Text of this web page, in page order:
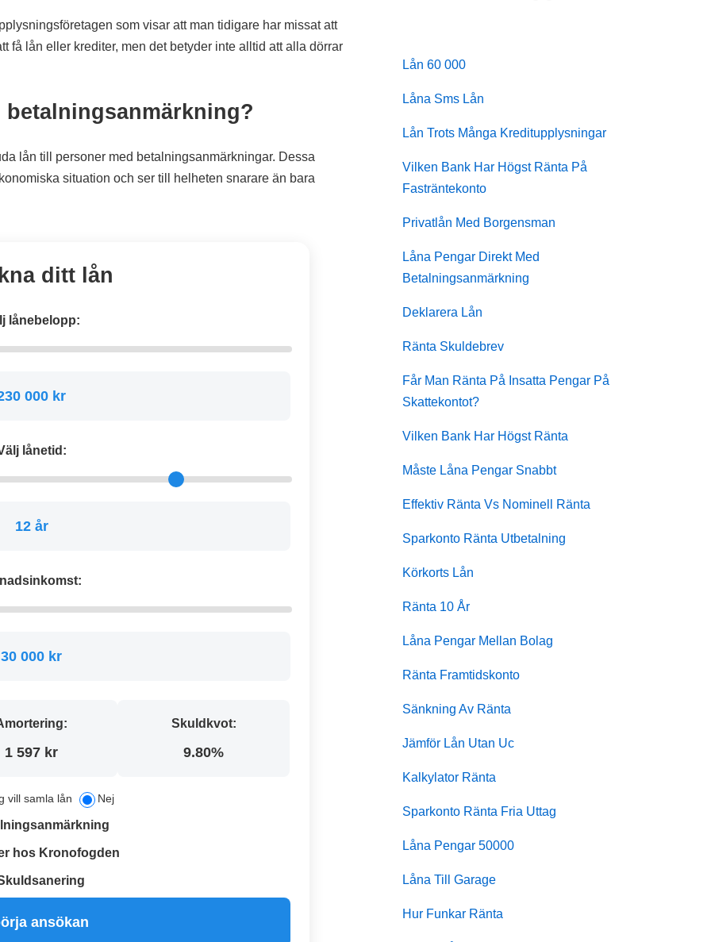
som visar att man tidigare har missat att
få lån eller krediter, men det betyder inte alltid att alla dörrar
betalningsanmärkning?
lån till personer med betalningsanmärkningar. Dessa
situation och ser till helheten snarare än bara
ditt lån
lånebelopp:
000 kr
lånetid:
12 år
30 000 kr
1 597 kr
Skuldkvot:
9.80%
vill samla lån Nej
hos Kronofogden
ansökan
Lån 60 000
Låna Sms Lån
Lån Trots Många Kreditupplysningar
Vilken Bank Har Högst Ränta På
Fasträntekonto
Privatlån Med Borgensman
Låna Pengar Direkt Med
Betalningsanmärkning
Deklarera Lån
Ränta Skuldebrev
Får Man Ränta På Insatta Pengar På
Skattekontot?
Vilken Bank Har Högst Ränta
Måste Låna Pengar Snabbt
Effektiv Ränta Vs Nominell Ränta
Sparkonto Ränta Utbetalning
Körkorts Lån
Ränta 10 År
Låna Pengar Mellan Bolag
Ränta Framtidskonto
Sänkning Av Ränta
Jämför Lån Utan Uc
Kalkylator Ränta
Sparkonto Ränta Fria Uttag
Låna Pengar 50000
Låna Till Garage
Hur Funkar Ränta